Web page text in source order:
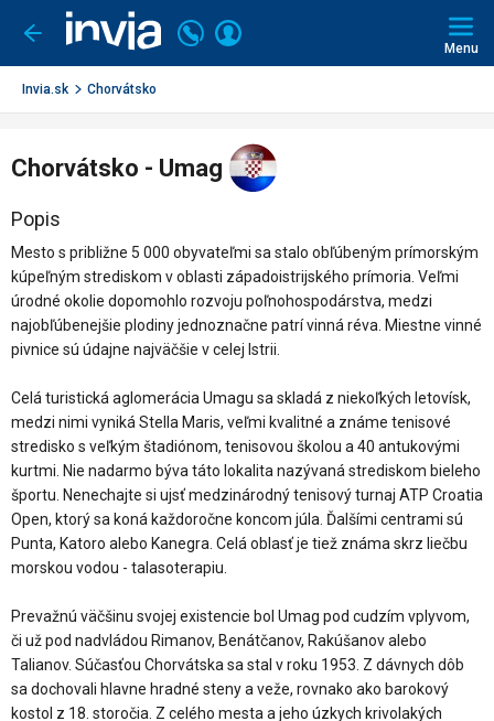
Ísť
späť
Volajte
+421
2
Prihlásiť
Menu
Invia.sk Chorvátsko
Chorvátsko - Umag
Popis
Mesto s približne 5 000 obyvateľmi sa stalo obľúbeným prímorským
kúpeľným strediskom v oblasti západoistrijského prímoria. Veľmi
úrodné okolie dopomohlo rozvoju poľnohospodárstva, medzi
najobľúbenejšie plodiny jednoznačne patrí vinná réva. Miestne vinné
pivnice sú údajne najväčšie v celej Istrii.
Celá turistická aglomerácia Umagu sa skladá z niekoľkých letovísk,
medzi nimi vyniká Stella Maris, veľmi kvalitné a známe tenisové
stredisko s veľkým štadiónom, tenisovou školou a 40 antukovými
kurtmi. Nie nadarmo býva táto lokalita nazývaná strediskom bieleho
športu. Nenechajte si ujsť medzinárodný tenisový turnaj ATP Croatia
Open, ktorý sa koná každoročne koncom júla. Ďalšími centrami sú
Punta, Katoro alebo Kanegra. Celá oblasť je tiež známa skrz liečbu
morskou vodou - talasoterapiu.
Prevažnú väčšinu svojej existencie bol Umag pod cudzím vplyvom,
či už pod nadvládou Rimanov, Benátčanov, Rakúšanov alebo
Talianov. Súčasťou Chorvátska sa stal v roku 1953. Z dávnych dôb
sa dochovali hlavne hradné steny a veže, rovnako ako barokový
kostol z 18. storočia. Z celého mesta a jeho úzkych krivolakých